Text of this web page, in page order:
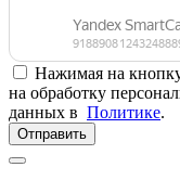
Нажимая на
на обработку
данных в Политике.
Отправить